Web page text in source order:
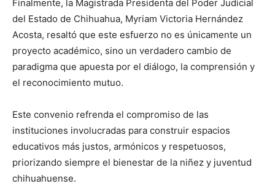
Finalmente, la Magistrada Presidenta del Poder Judicial
del Estado de Chihuahua, Myriam Victoria Hernández
Acosta, resaltó que este esfuerzo no es únicamente un
proyecto académico, sino un verdadero cambio de
paradigma que apuesta por el diálogo, la comprensión y
el reconocimiento mutuo.
Este convenio refrenda el compromiso de las
instituciones involucradas para construir espacios
educativos más justos, armónicos y respetuosos,
priorizando siempre el bienestar de la niñez y juventud
chihuahuense.